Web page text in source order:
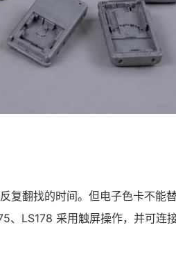
翻找的时间。但电子色卡不能替
、LS178 采用触屏操作，并可连